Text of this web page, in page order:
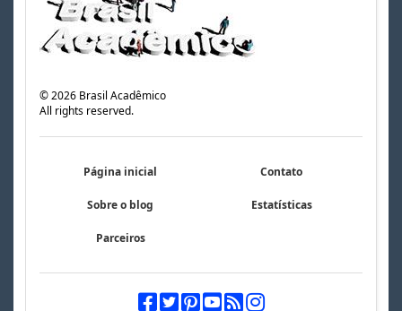
©2026 Brasil Acadêmico
All rights reserved.
Página inicial Contato
Sobre o blog Estatísticas
Parceiros